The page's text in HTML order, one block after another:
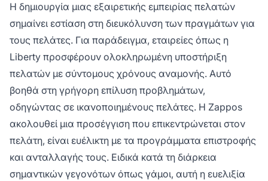
Η δημιουργία μιας εξαιρετικής εμπειρίας πελατών
σημαίνει εστίαση στη διευκόλυνση των πραγμάτων για
τους πελάτες. Για παράδειγμα, εταιρείες όπως η
Liberty προσφέρουν ολοκληρωμένη υποστήριξη
πελατών με σύντομους χρόνους αναμονής. Αυτό
βοηθά στη γρήγορη επίλυση προβλημάτων,
οδηγώντας σε ικανοποιημένους πελάτες. Η Zappos
ακολουθεί μια προσέγγιση που επικεντρώνεται στον
πελάτη, είναι ευέλικτη με τα προγράμματα επιστροφής
και ανταλλαγής τους. Ειδικά κατά τη διάρκεια
σημαντικών γεγονότων όπως γάμοι, αυτή η ευελιξία